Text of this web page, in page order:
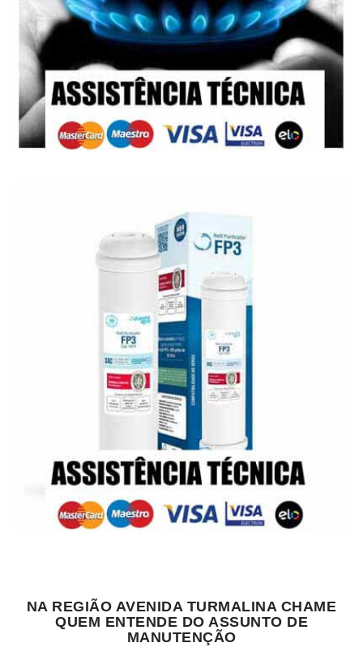
NA REGIÃO AVENIDA TURMALINA CHAME
QUEM ENTENDE DO ASSUNTO DE
MANUTENÇÃO